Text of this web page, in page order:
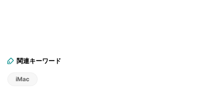
関連キーワード
iMac